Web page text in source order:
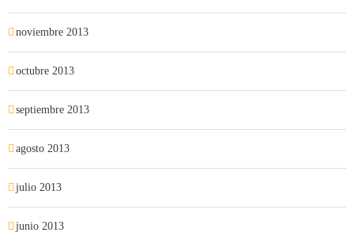
noviembre 2013
octubre 2013
septiembre 2013
agosto 2013
julio 2013
junio 2013